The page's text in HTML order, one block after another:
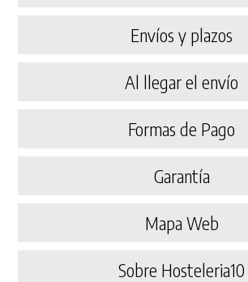
Envíos y plazos
Al llegar el envío
Formas de Pago
Garantía
Mapa Web
Sobre Hosteleria10